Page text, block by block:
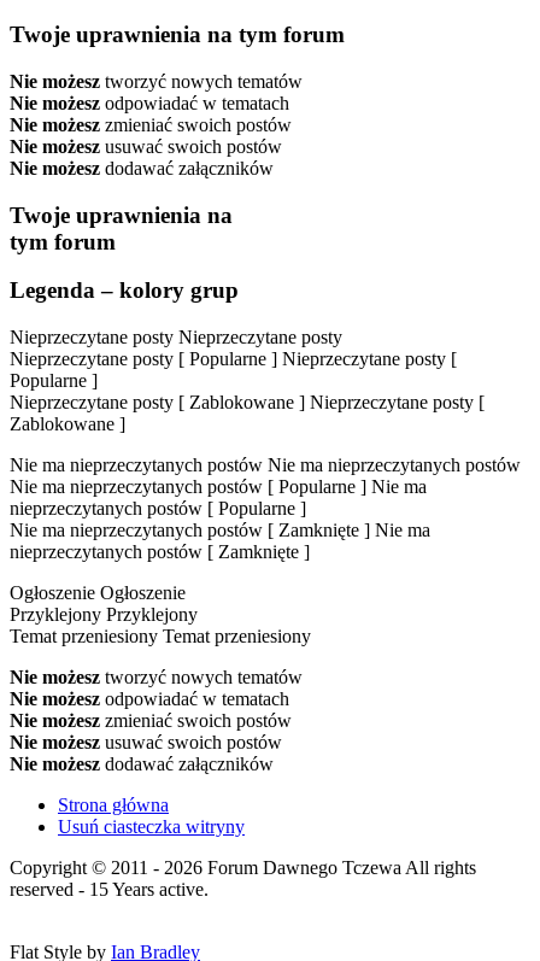
Twoje uprawnienia na tym forum
Nie możesz tworzyć nowych tematów
Nie możesz odpowiadać w tematach
Nie możesz zmieniać swoich postów
Nie możesz usuwać swoich postów
Nie możesz dodawać załączników
Twoje uprawnienia na
tym forum
Legenda – kolory grup
Nieprzeczytane posty Nieprzeczytane posty
Nieprzeczytane posty [ Popularne ] Nieprzeczytane posty [
Popularne ]
Nieprzeczytane posty [ Zablokowane ] Nieprzeczytane posty [
Zablokowane ]
Nie ma nieprzeczytanych postów Nie ma nieprzeczytanych postów
Nie ma nieprzeczytanych postów [ Popularne ] Nie ma
nieprzeczytanych postów [ Popularne ]
Nie ma nieprzeczytanych postów [ Zamknięte ] Nie ma
nieprzeczytanych postów [ Zamknięte ]
Ogłoszenie Ogłoszenie
Przyklejony Przyklejony
Temat przeniesiony Temat przeniesiony
Nie możesz tworzyć nowych tematów
Nie możesz odpowiadać w tematach
Nie możesz zmieniać swoich postów
Nie możesz usuwać swoich postów
Nie możesz dodawać załączników
Strona główna
Usuń ciasteczka witryny
Copyright © 2011 - 2026 Forum Dawnego Tczewa All rights
reserved - 15 Years active.
Flat Style by Ian Bradley